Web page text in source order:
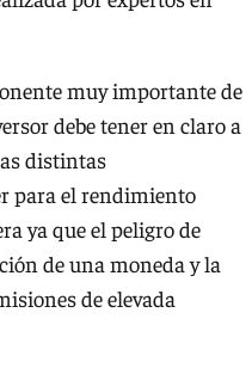
muy importante de
debe tener en claro a
distintas
para el rendimiento
ya que el peligro de
de una moneda y la
de elevada